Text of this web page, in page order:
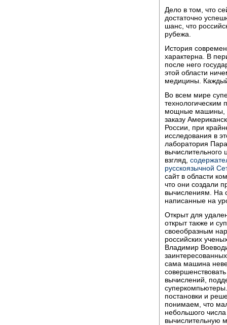
Дело в том, что
достаточно
шанс, что
рубежа.
История
характерна. В
после него
этой области
медицины.
Во всем мире
технологическим
мощные машины,
заказу
России, при
исследования в
лаборатория
взгляд,
русскоязычной
сайт в области
что они создали
вычислениям. На
написанные на
Открыт для
открыт также и
своеобразным
российских
Владимир
сама машина
вычислений,
постановки и
понимаем, что
небольшого
вычислительную